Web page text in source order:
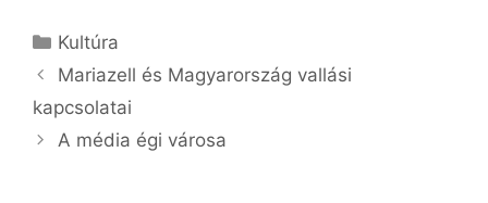
Kategória
Kultúra
Mariazell és Magyarország vallási
kapcsolatai
A média égi városa